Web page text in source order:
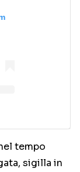
tempo
sigilla in